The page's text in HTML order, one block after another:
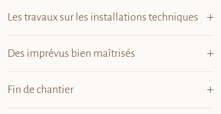
Les travaux sur les installations techniques
Des imprévus bien maîtrisés
Fin de chantier